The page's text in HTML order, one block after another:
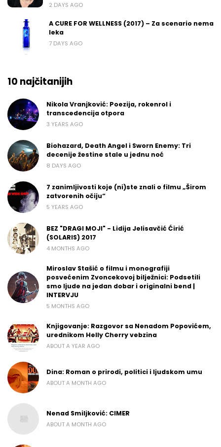
2 DAYS AGO
A CURE FOR WELLNESS (2017) – Za scenario nema
leka
7 DAYS AGO
10 najčitanijih
Nikola Vranjković: Poezija, rokenrol i
transcedencija otpora
3 YEARS AGO
Biohazard, Death Angel i Sworn Enemy: Tri
decenije žestine stale u jednu noć
8 DAYS AGO
7 zanimljivosti koje (ni)ste znali o filmu „Širom
zatvorenih očiju“
5 YEARS AGO
BEZ "DRAGI MOJI" - Lidija Jelisavčić Ćirić
(SOLARIS) 2017
4 MONTHS AGO
Miroslav Stašić o filmu i monografiji
posvećenim Zvoncekovoj bilježnici: Podsetili
smo ljude na jedan dobar i originalni bend |
INTERVJU
5 MONTHS AGO
Knjigovanje: Razgovor sa Nenadom Popovićem,
urednikom Helly Cherry vebzina
ABOUT A YEAR AGO
Dina: Roman o prirodi, politici i ljudskom umu
ABOUT A MONTH AGO
Nenad Smiljković: CIMER
ABOUT A MONTH AGO